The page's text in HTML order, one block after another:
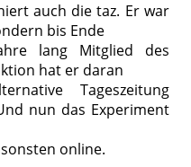
auch die taz. Er war
bis Ende
lang Mitglied des
hat er daran
Tageszeitung
nun das Experiment
online.